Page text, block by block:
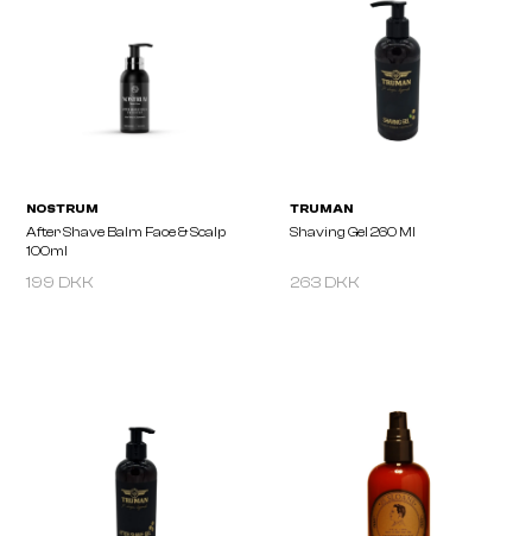
Shaving Skincare Revitalizer
Toner 150ml
AMERICAN CREW
Shaving Skincare All In
Balm 170ml
199 DKK
TRUMAN
263 DKK